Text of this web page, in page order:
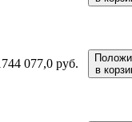
744 077,0 руб.
в